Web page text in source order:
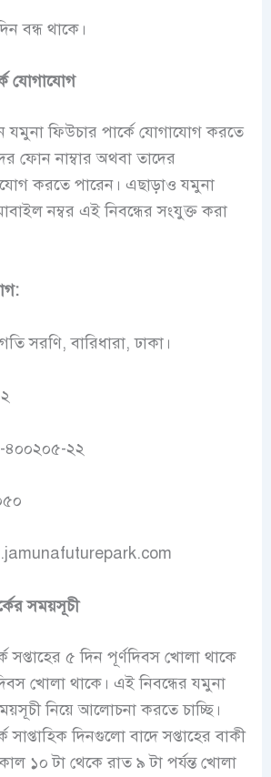
বন্ধ থাকে।
যোগাযোগ
যমুনা ফিউচার পার্কে যোগাযোগ করতে
ফোন নাম্বার অথবা তাদের
করতে পারেন। এছাড়াও যমুনা
নম্বর এই নিবন্ধের সংযুক্ত করা
সরণি, বারিধারা, ঢাকা।
২২
সময়সূচী
সপ্তাহের ৫ দিন পূর্ণদিবস খোলা থাকে
খোলা থাকে। এই নিবন্ধের যমুনা
নিয়ে আলোচনা করতে চাচ্ছি।
সাপ্তাহিক দিনগুলো বাদে সপ্তাহের বাকী
১০ টা থেকে রাত ৯ টা পর্যন্ত খোলা